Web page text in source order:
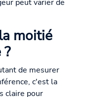
peut varier de
moitié
de mesurer
c'est la
claire pour